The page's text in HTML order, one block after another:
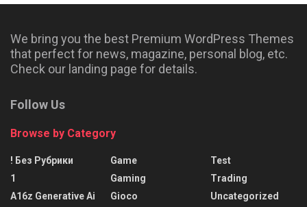
We bring you the best Premium WordPress Themes
that perfect for news, magazine, personal blog, etc.
Check our landing page for details.
Follow Us
Browse by Category
! Без Рубрики
1
A16z Generative Ai
Game
Gaming
Gioco
Test
Trading
Uncategorized